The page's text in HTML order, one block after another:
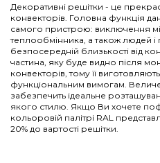
Декоративні решітки - це
конвекторів. Головна функція
самого пристрою: виключення
теплообмінника, а також людей і
безпосередній близькості від
частина, яку буде видно після
конвекторів, тому її
функціональним вимогам.
забезпечить ідеальне
якого стилю. Якщо Ви хочете
кольоровій палітрі RAL
20% до вартості решітки.